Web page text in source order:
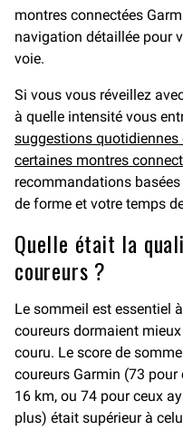
montres connectées
navigation détaillée pour
voie.
Si vous vous réveillez
à quelle intensité vous
suggestions quotidiennes
certaines montres
recommandations
de forme et votre temps
Quelle était la
coureurs ?
Le sommeil est essentiel
coureurs dormaient
couru. Le score de
coureurs Garmin (73
16 km, ou 74 pour ceux
plus) était supérieur à